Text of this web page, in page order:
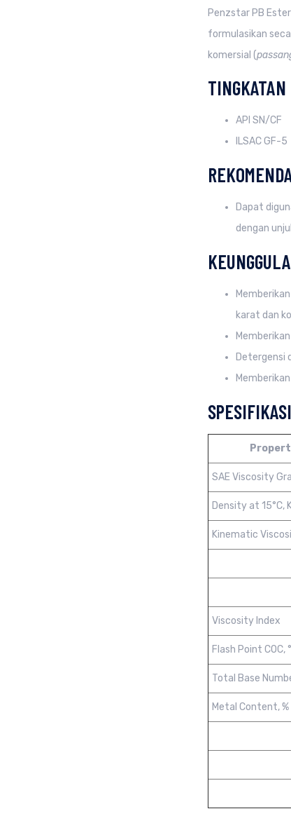
Penzstar PB
formulasikan
komersial (
API SN/CF
ILSAC GF-5
Dapat
dengan
karat dan
Detergensi
SAE Viscosity
Density at 15°C,
Kinematic
Viscosity Index
Flash Point COC,
Total Base
Metal Content,